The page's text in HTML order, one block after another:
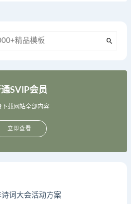
SVIP会员
下载网站全部内容
立即查看
诗词大会活动方案